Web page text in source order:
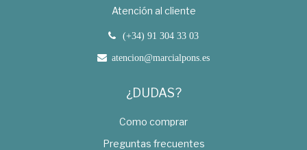
Atención al cliente
(+34) 91 304 33 03
atencion@marcialpons.es
¿DUDAS?
Como comprar
Preguntas frecuentes